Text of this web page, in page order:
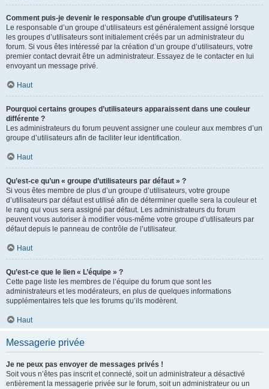
Comment puis-je devenir le responsable d’un groupe d’utilisateurs ?
Le responsable d’un groupe d’utilisateurs est généralement assigné lorsque
les groupes d’utilisateurs sont initialement créés par un administrateur du
forum. Si vous êtes intéressé par la création d’un groupe d’utilisateurs, votre
premier contact devrait être un administrateur. Essayez de le contacter en lui
envoyant un message privé.
Haut
Pourquoi certains groupes d’utilisateurs apparaissent dans une couleur
différente ?
Les administrateurs du forum peuvent assigner une couleur aux membres d’un
groupe d’utilisateurs afin de faciliter leur identification.
Haut
Qu’est-ce qu’un « groupe d’utilisateurs par défaut » ?
Si vous êtes membre de plus d’un groupe d’utilisateurs, votre groupe
d’utilisateurs par défaut est utilisé afin de déterminer quelle sera la couleur et
le rang qui vous sera assigné par défaut. Les administrateurs du forum
peuvent vous autoriser à modifier vous-même votre groupe d’utilisateurs par
défaut depuis le panneau de contrôle de l’utilisateur.
Haut
Qu’est-ce que le lien « L’équipe » ?
Cette page liste les membres de l’équipe du forum que sont les
administrateurs et les modérateurs, en plus de quelques informations
supplémentaires tels que les forums qu’ils modèrent.
Haut
Messagerie privée
Je ne peux pas envoyer de messages privés !
Soit vous n’êtes pas inscrit et connecté, soit un administrateur a désactivé
entièrement la messagerie privée sur le forum, soit un administrateur ou un